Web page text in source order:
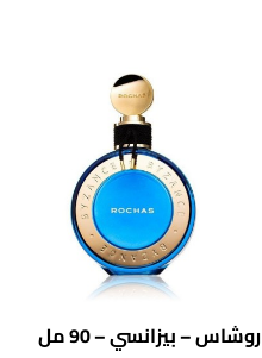
روشاس – بيزانسي – 90 مل